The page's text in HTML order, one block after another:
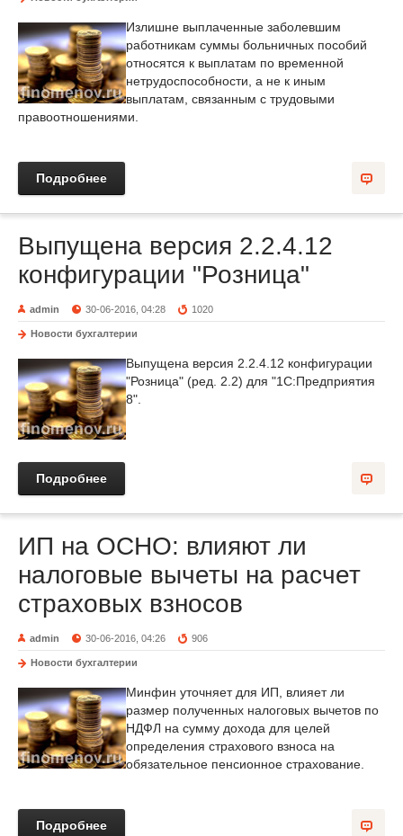
Излишне выплаченные заболевшим
работникам суммы больничных пособий
относятся к выплатам по временной
нетрудоспособности, а не к иным
выплатам, связанным с трудовыми
правоотношениями.
Подробнее
Выпущена версия 2.2.4.12
конфигурации "Розница"
admin 30-06-2016, 04:28 1020
Новости бухгалтерии
Выпущена версия 2.2.4.12 конфигурации
"Розница" (ред. 2.2) для "1С:Предприятия
8".
Подробнее
ИП на ОСНО: влияют ли
налоговые вычеты на расчет
страховых взносов
admin 30-06-2016, 04:26 906
Новости бухгалтерии
Минфин уточняет для ИП, влияет ли
размер полученных налоговых вычетов по
НДФЛ на сумму дохода для целей
определения страхового взноса на
обязательное пенсионное страхование.
Подробнее